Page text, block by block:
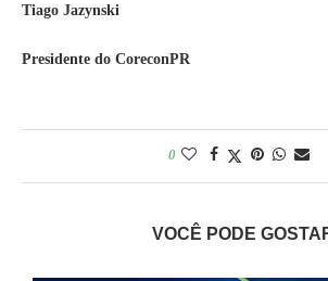
Tiago Jazynski
Presidente do CoreconPR
0
VOCÊ PODE